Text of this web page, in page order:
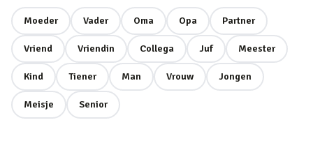
Moeder Vader Oma Opa Partner
Vriend Vriendin Collega Juf Meester
Kind Tiener Man Vrouw Jongen
Meisje Senior